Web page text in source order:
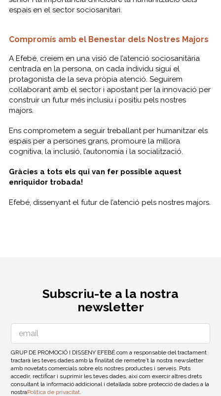
espais en el sector sociosanitari.
Compromís amb el Benestar dels Nostres Majors
A Efebé, creiem en una visió de l’atenció sociosanitària
centrada en la persona, on cada individu sigui el
protagonista de la seva pròpia atenció. Seguirem
col·laborant amb el sector i apostant per la innovació per
construir un futur més inclusiu i positiu pels nostres
majors.
Ens comprometem a seguir treballant per humanitzar els
espais per a persones grans, promoure la millora
cognitiva, la inclusió, l’autonomia i la socialització.
Gràcies a tots els qui van fer possible aquest
enriquidor trobada!
Efebé, dissenyant el futur de l’atenció pels nostres majors.
Subscriu-te a la nostra
newsletter
GRUP DE PROMOCIÓ I DISSENY EFEBÉ com a responsable del tractament
tractarà les teves dades amb la finalitat de remetre´t la nostra newsletter
amb novetats comercials sobre els nostres productes i serveis. Pots
accedir, rectificar i suprimir les teves dades, així com exercir altres drets
consultant la informació addicional i detallada sobre protecció de dades a la
nostraPolitica de privacitat.